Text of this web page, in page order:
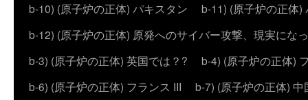
b-10) (原子炉の正体) パキスタン
b-11) (原子炉の正体)
b-12) (原子炉の正体) 原発へのサイバー攻撃、現実にな
b-3) (原子炉の正体) 英国では？?
b-4) (原子炉の正体)
b-6) (原子炉の正体) フランス III
b-7) (原子炉の正体) 中